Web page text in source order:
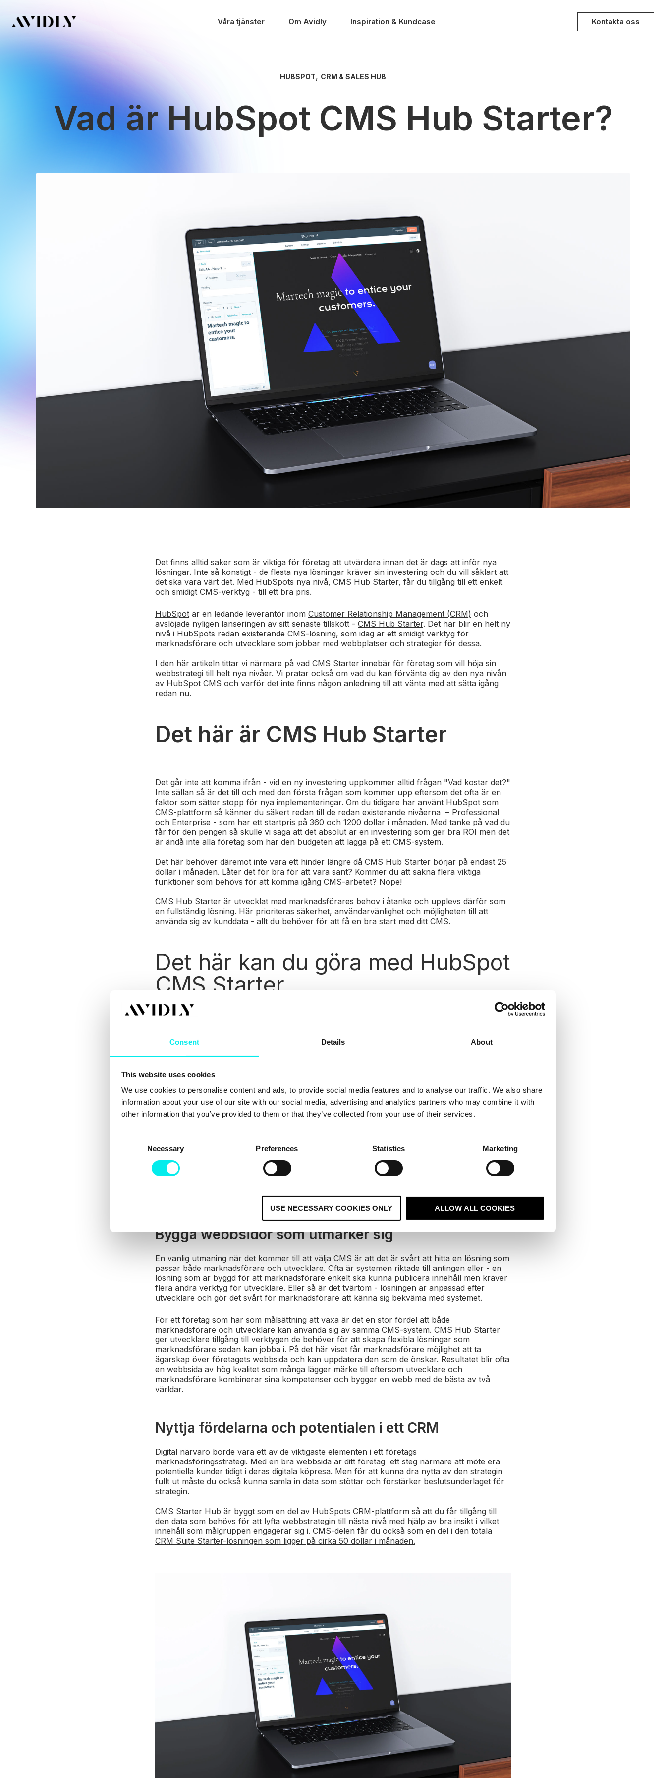
Consent Details About
This website uses cookies
We use cookies to personalise content and ads, to provide social media features and to analyse our traffic. We also share
information about your use of our site with our social media, advertising and analytics partners who may combine it with
other information that you’ve provided to them or that they’ve collected from your use of their services.
e
Necessary Preferences Statistics Marketing
USE NECESSARY COOKIES ONLY ALLOW ALL COOKIES
Våra tjänster Om Avidly Inspiration & Kundcase Kontakta oss
HUBSPOT, CRM & SALES HUB
Vad är HubSpot CMS Hub Starter?
Det finns alltid saker som är viktiga för företag att utvärdera innan det är dags att inför nya
lösningar. Inte så konstigt - de flesta nya lösningar kräver sin investering och du vill såklart att
det ska vara värt det. Med HubSpots nya nivå, CMS Hub Starter, får du tillgång till ett enkelt
och smidigt CMS-verktyg - till ett bra pris.
HubSpot är en ledande leverantör inom Customer Relationship Management (CRM) och
avslöjade nyligen lanseringen av sitt senaste tillskott - CMS Hub Starter. Det här blir en helt ny
nivå i HubSpots redan existerande CMS-lösning, som idag är ett smidigt verktyg för
marknadsförare och utvecklare som jobbar med webbplatser och strategier för dessa.
I den här artikeln tittar vi närmare på vad CMS Starter innebär för företag som vill höja sin
webbstrategi till helt nya nivåer. Vi pratar också om vad du kan förvänta dig av den nya nivån
av HubSpot CMS och varför det inte finns någon anledning till att vänta med att sätta igång
redan nu.
Det här är CMS Hub Starter
Det går inte att komma ifrån - vid en ny investering uppkommer alltid frågan "Vad kostar det?"
Inte sällan så är det till och med den första frågan som kommer upp eftersom det ofta är en
faktor som sätter stopp för nya implementeringar. Om du tidigare har använt HubSpot som
CMS-plattform så känner du säkert redan till de redan existerande nivåerna – Professional
och Enterprise - som har ett startpris på 360 och 1200 dollar i månaden. Med tanke på vad du
får för den pengen så skulle vi säga att det absolut är en investering som ger bra ROI men det
är ändå inte alla företag som har den budgeten att lägga på ett CMS-system.
Det här behöver däremot inte vara ett hinder längre då CMS Hub Starter börjar på endast 25
dollar i månaden. Låter det för bra för att vara sant? Kommer du att sakna flera viktiga
funktioner som behövs för att komma igång CMS-arbetet? Nope!
CMS Hub Starter är utvecklat med marknadsförares behov i åtanke och upplevs därför som
en fullständig lösning. Här prioriteras säkerhet, användarvänlighet och möjligheten till att
använda sig av kunddata - allt du behöver för att få en bra start med ditt CMS.
Det här kan du göra med HubSpot
CMS Starter
Skapa snabba, säkra och pålitliga webbsidor
För mindre företag och team kan det finnas flera utmaningar kopplat till IT-resurser när det är
trovärdighet för webben. Allt det här är en del av CMS Hub Starter - med andra ord kan
marknadsavdelningen fokusera på att skapa en webb som ger en bra kundupplevelse istället
för att lägga en massa tid på teknik och utveckling.
brandvägg för webbapplikationer och ett globalt hostat CDN.
Bygga webbsidor som utmärker sig
En vanlig utmaning när det kommer till att välja CMS är att det är svårt att hitta en lösning som
passar både marknadsförare och utvecklare. Ofta är systemen riktade till antingen eller - en
lösning som är byggd för att marknadsförare enkelt ska kunna publicera innehåll men kräver
flera andra verktyg för utvecklare. Eller så är det tvärtom - lösningen är anpassad efter
utvecklare och gör det svårt för marknadsförare att känna sig bekväma med systemet.
För ett företag som har som målsättning att växa är det en stor fördel att både
marknadsförare och utvecklare kan använda sig av samma CMS-system. CMS Hub Starter
ger utvecklare tillgång till verktygen de behöver för att skapa flexibla lösningar som
marknadsförare sedan kan jobba i. På det här viset får marknadsförare möjlighet att ta
ägarskap över företagets webbsida och kan uppdatera den som de önskar. Resultatet blir ofta
en webbsida av hög kvalitet som många lägger märke till eftersom utvecklare och
marknadsförare kombinerar sina kompetenser och bygger en webb med de bästa av två
världar.
Nyttja fördelarna och potentialen i ett CRM
Digital närvaro borde vara ett av de viktigaste elementen i ett företags
marknadsföringsstrategi. Med en bra webbsida är ditt företag ett steg närmare att möte era
potentiella kunder tidigt i deras digitala köpresa. Men för att kunna dra nytta av den strategin
fullt ut måste du också kunna samla in data som stöttar och förstärker beslutsunderlaget för
strategin.
CMS Starter Hub är byggt som en del av HubSpots CRM-plattform så att du får tillgång till
den data som behövs för att lyfta webbstrategin till nästa nivå med hjälp av bra insikt i vilket
innehåll som målgruppen engagerar sig i. CMS-delen får du också som en del i den totala
CRM Suite Starter-lösningen som ligger på cirka 50 dollar i månaden.